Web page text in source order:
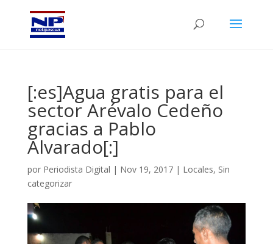
[:es]Agua gratis para el
sector Arévalo Cedeño
gracias a Pablo
Alvarado[:]
por Periodista Digital | Nov 19, 2017| Locales, Sin
categorizar